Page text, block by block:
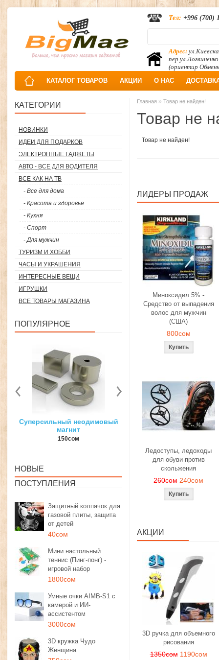
Адрес:
пер.ул.Логвиненко
(ориентир
Тел: +996 (700)
КАТАЛОГ ТОВАРОВ АКЦИИ О НАС
КАТЕГОРИИ
НОВИНКИ
ИДЕИ ДЛЯ ПОДАРКОВ
ЭЛЕКТРОННЫЕ ГАДЖЕТЫ
АВТО - ВСЕ ДЛЯ ВОДИТЕЛЯ
ВСЕ КАК НА ТВ
- Все для дома
- Красота и здоровье
- Кухня
- Спорт
- Для мужчин
ТУРИЗМ И ХОББИ
ЧАСЫ И УКРАШЕНИЯ
ИНТЕРЕСНЫЕ ВЕЩИ
ИГРУШКИ
ВСЕ ТОВАРЫ МАГАЗИНА
ПОПУЛЯРНОЕ
3D ручка для объемного
рисования
1350сом 1190сом
Загуститель волос
27гр
НОВЫЕ
ПОСТУПЛЕНИЯ
Защитный колпачок для
газовой плиты, защита
от детей
40сом
Мини настольный
теннис (Пинг-понг) -
игровой набор
1800сом
Умные очки AIMB-S1 с
камерой и ИИ-
ассистентом
3000сом
3D кружка Чудо
Женщина
Главная » Товар не найден!
Товар не
Товар не найден!
ЛИДЕРЫ ПРОДАЖ
Миноксидил 5% -
Средство от выпадения
волос для мужчин
(США)
800сом
Ледоступы, ледоходы
для обуви против
скольжения
260сом 240сом
АКЦИИ
3D ручка для объемного
рисования
1350сом 1190сом